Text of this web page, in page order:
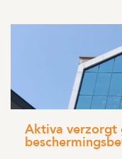
Aktiva verzorgt